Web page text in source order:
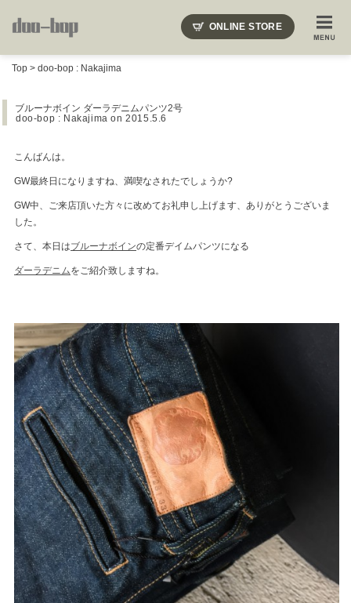
ONLINE STORE
Top > doo-bop : Nakajima
ブルーナボイン ダーラデニムパンツ2号
doo-bop : Nakajima on 2015.5.6
こんばんは。
GW最終日になりますね、満喫なされたでしょうか?
GW中、ご来店頂いた方々に改めてお礼申し上げます、ありがとうございま
した。
さて、本日はブルーナボインの定番デイムパンツになる
ダーラデニムをご紹介致しますね。